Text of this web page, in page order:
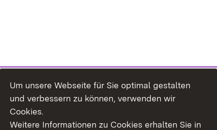
Um unsere Webseite für Sie optimal gestalten
und verbessern zu können, verwenden wir
Cookies.
Weitere Informationen zu Cookies erhalten Sie in